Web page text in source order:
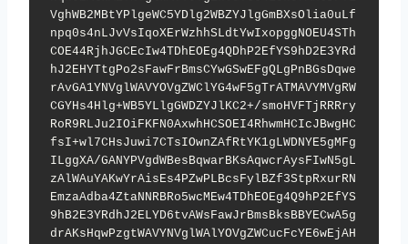
VghWB2MBtYPlgeWC5YDlg2WBZYJlgGmBXsOlia0uLf
npq0s4nLJvVsIqoXErWzhhSLdtYwIxopggNOEU4STh
COE44RjhJGCEcIw4TDhEOEg4QDhP2EfYS9hD2E3YRd
hJ2EHYTtgPo2sFawFrBmsCYwGSwEFgQLgPnBGsDqwe
rAvGA1YNVglWAVYOVgZWClYG4wF5gTrATMAVYMVgRW
CGYHs4Hlg+WB5YLlgGWDZYJlKC2+/smoHVFTjRRRry
RoR9RLJu2IOiFKFN0AxwhHCSOEI4RhwmHCIcJBwgHC
fsI+wl7CHsJuwi7CTsIOwnZAfRtYK1gLWDNYE5gMFg
ILggXA/GANYPVgdWBesBqwarBKsAqwcrAysFIwN5gL
zAlWAuYAKwYrAisEs4PZwPLBcsFylBZf3StpRxurRN
EmzaAdba4ZtaNNRBRo5wcMEw4TDhEOEg4Q9hP2EfYS
9hB2E3YRdhJ2ELYD6tvAWsFawJrBmsBksBBYECwA5g
drAKsHqwPzgtWAVYNVglWAlYOVgZWCucFcYE6wEjAH